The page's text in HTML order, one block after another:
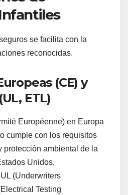
se facilita con la
reconocidas.
(CE) y
ETL)
Européenne) en Europa
cumple con los requisitos
protección ambiental de la
Unidos,
(Underwriters
Testing